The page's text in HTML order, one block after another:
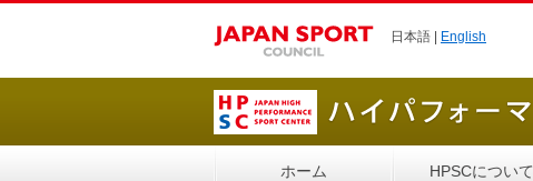
日本語 | English
ホーム HPSCについて